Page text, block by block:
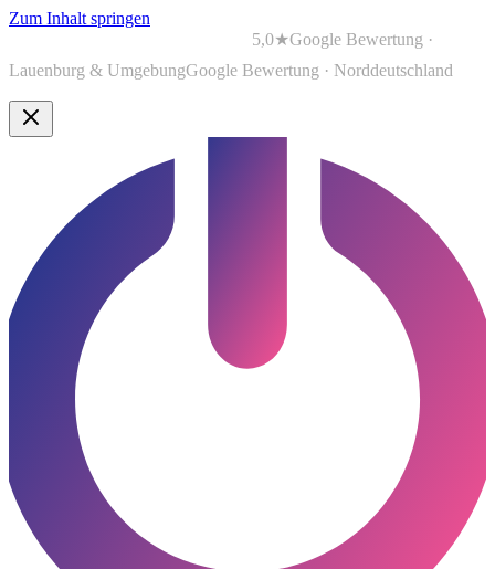
Zum Inhalt springen
5,0★Google Bewertung ·
Lauenburg & UmgebungGoogle Bewertung · Norddeutschland